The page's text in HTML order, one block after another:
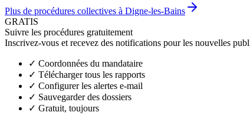
Plus de procédures collectives à Digne-les-Bains
GRATIS
Suivre les procédures gratuitement
Inscrivez-vous et recevez des notifications pour les nouvelles
✓ Coordonnées du mandataire
✓ Télécharger tous les rapports
✓ Configurer les alertes e-mail
✓ Sauvegarder des dossiers
✓ Gratuit, toujours